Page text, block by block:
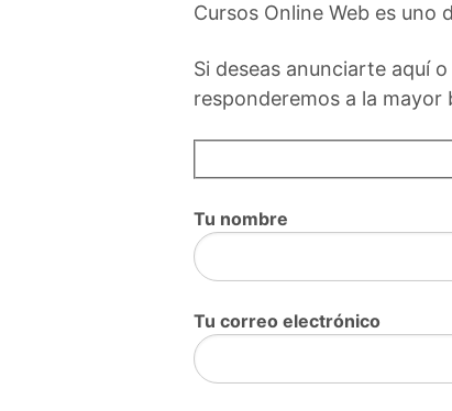
Cursos Online Web es uno
Si deseas anunciarte aquí
responderemos a la mayor
Tu nombre
Tu correo electrónico